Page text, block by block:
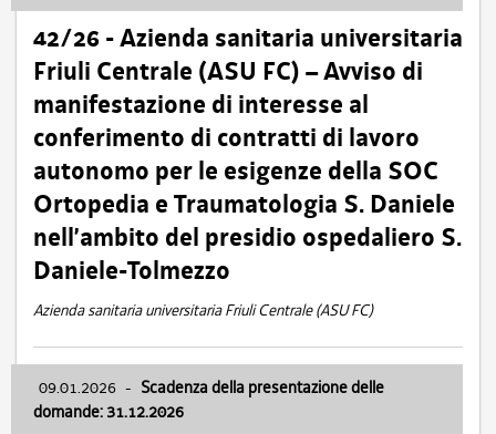
42/26 - Azienda sanitaria universitaria
Friuli Centrale (ASU FC) – Avviso di
manifestazione di interesse al
conferimento di contratti di lavoro
autonomo per le esigenze della SOC
Ortopedia e Traumatologia S. Daniele
nell’ambito del presidio ospedaliero S.
Daniele-Tolmezzo
Azienda sanitaria universitaria Friuli Centrale (ASU FC)
09.01.2026 - Scadenza della presentazione delle
domande: 31.12.2026